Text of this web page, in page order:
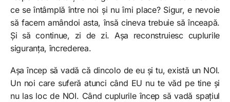
ce se întâmplă între noi și nu îmi place? Sigur, e nevoie
să facem amândoi asta, însă cineva trebuie să înceapă.
Și să continue, zi de zi. Așa reconstruiesc cuplurile
siguranța, încrederea.
Așa încep să vadă că dincolo de eu și tu, există un NOI.
Un noi care suferă atunci când EU nu te văd pe tine și
nu las loc de NOI. Când cuplurile încep să vadă spațiul